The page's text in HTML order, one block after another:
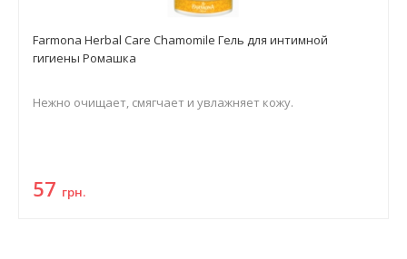
Farmona Herbal Care Chamomile Гель для интимной
гигиены Ромашка
Нежно очищает, смягчает и увлажняет кожу.
57 грн.